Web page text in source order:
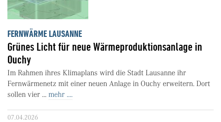
FERNWÄRME LAUSANNE
Grünes Licht für neue Wärmeproduktionsanlage in
Ouchy
Im Rahmen ihres Klimaplans wird die Stadt Lausanne ihr
Fernwärmenetz mit einer neuen Anlage in Ouchy erweitern. Dort
sollen vier ... mehr ....
07.04.2026